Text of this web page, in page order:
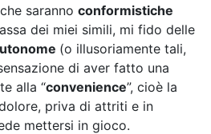
saranno conformistiche
dei miei simili, mi fido delle
(o illusoriamente tali,
di aver fatto una
alla “convenience”, cioè la
priva di attriti e in
mettersi in gioco.